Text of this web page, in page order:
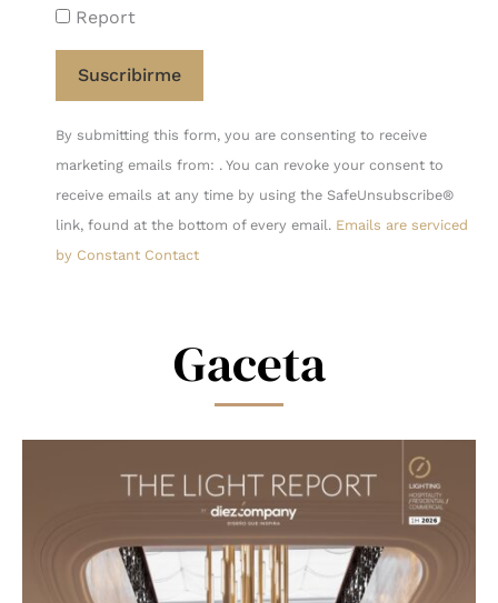
Report
Constant
Contact
Use.
Please
leave
By submitting this form, you are consenting to receive
marketing emails from: . You can revoke your consent to
receive emails at any time by using the SafeUnsubscribe®
link, found at the bottom of every email. Emails are serviced
by Constant Contact
Gaceta